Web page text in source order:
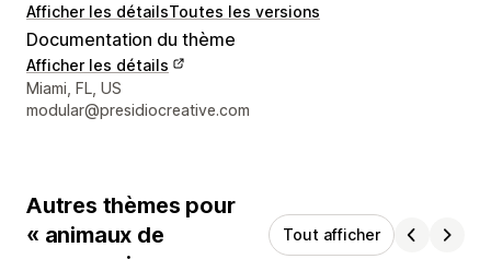
Afficher les détailsToutes les versions
Documentation du thème
Afficher les détails
Coordonnées du concepteur
Miami, FL, US
modular@presidiocreative.com
Autres thèmes pour
« animaux de
Tout afficher